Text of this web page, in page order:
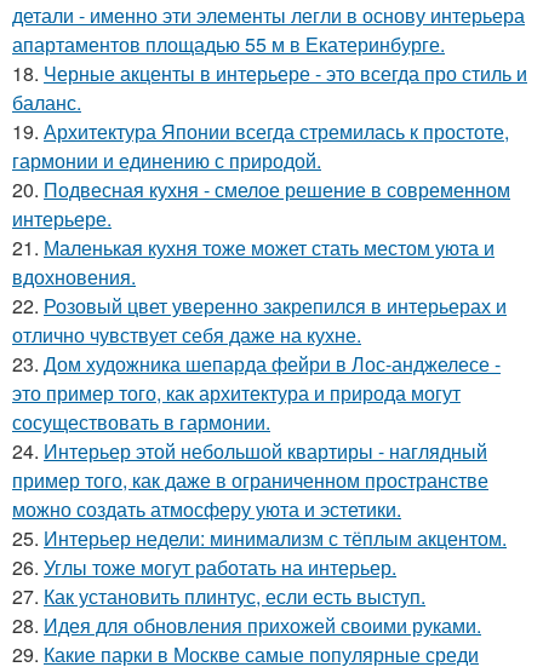
детали - именно эти элементы легли в основу интерьера
апартаментов площадью 55 м в Екатеринбурге.
18. Черные акценты в интерьере - это всегда про стиль и
баланс.
19. Архитектура Японии всегда стремилась к простоте,
гармонии и единению с природой.
20. Подвесная кухня - смелое решение в современном
интерьере.
21. Маленькая кухня тоже может стать местом уюта и
вдохновения.
22. Розовый цвет уверенно закрепился в интерьерах и
отлично чувствует себя даже на кухне.
23. Дом художника шепарда фейри в Лос-анджелесе -
это пример того, как архитектура и природа могут
сосуществовать в гармонии.
24. Интерьер этой небольшой квартиры - наглядный
пример того, как даже в ограниченном пространстве
можно создать атмосферу уюта и эстетики.
25. Интерьер недели: минимализм с тёплым акцентом.
26. Углы тоже могут работать на интерьер.
27. Как установить плинтус, если есть выступ.
28. Идея для обновления прихожей своими руками.
29. Какие парки в Москве самые популярные среди